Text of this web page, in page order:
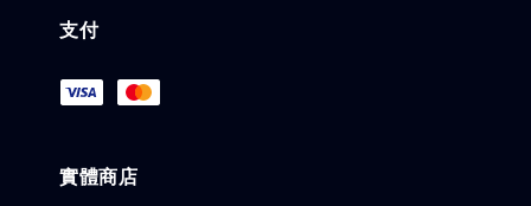
支付
實體商店